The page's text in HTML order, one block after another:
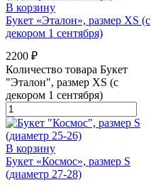
В корзину
Букет «Эталон», размер XS (с
декором 1 сентября)
2200 ₽
Количество товара Букет
"Эталон", размер XS (с
декором 1 сентября)
В корзину
Букет «Космос», размер S
(диаметр 27-28)